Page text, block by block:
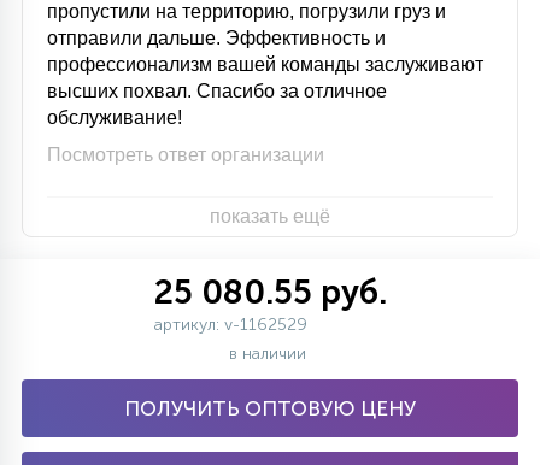
пропустили на территорию, погрузили груз и
отправили дальше. Эффективность и
профессионализм вашей команды заслуживают
высших похвал. Спасибо за отличное
обслуживание!
Посмотреть ответ организации
показать ещё
25 080.55 руб.
артикул: v-1162529
в наличии
ПОЛУЧИТЬ ОПТОВУЮ ЦЕНУ